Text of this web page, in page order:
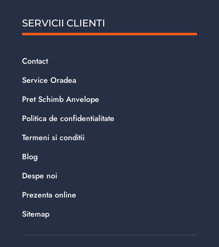
SERVICII CLIENTI
Contact
Service Oradea
Pret Schimb Anvelope
Politica de confidentialitate
Termeni si conditii
Blog
Despe noi
Prezenta online
Sitemap